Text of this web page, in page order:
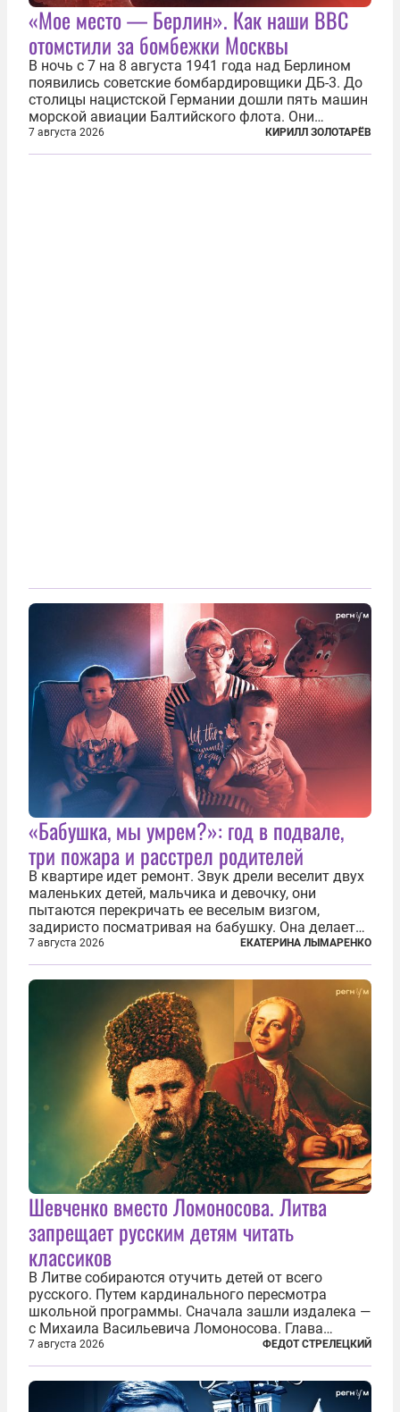
«Мое место — Берлин». Как наши ВВС
отомстили за бомбежки Москвы
В ночь с 7 на 8 августа 1941 года над Берлином
появились советские бомбардировщики ДБ-3. До
столицы нацистской Германии дошли пять машин
морской авиации Балтийского флота. Они
сбросили бомбы на город, который в тот момент
жил в полной уверенности, что война идет где-то
7 августа 2026 КИРИЛЛ ЗОЛОТАРЁВ
«Бабушка, мы умрем?»: год в подвале,
три пожара и расстрел родителей
В квартире идет ремонт. Звук дрели веселит двух
маленьких детей, мальчика и девочку, они
пытаются перекричать ее веселым визгом,
задиристо посматривая на бабушку. Она делает
им замечание, но внуки чувствуют, что она
сердится невсерьез. И это правда: дрель, конечно,
сверлит противно, но всё...
7 августа 2026 ЕКАТЕРИНА ЛЫМАРЕНКО
Шевченко вместо Ломоносова. Литва
запрещает русским детям читать
классиков
В Литве собираются отучить детей от всего
русского. Путем кардинального пересмотра
школьной программы. Сначала зашли издалека —
с Михаила Васильевича Ломоносова. Глава
правительства Литвы Миндаугас Синкявичюс
предложил исключить его тексты из программ
общего образования. Мотивировал он это тем,
7 августа 2026 ФЕДОТ СТРЕЛЕЦКИЙ